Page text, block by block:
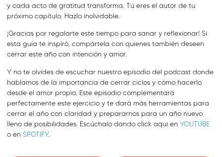
y cada acto de gratitud transforma. Tú eres el autor de tu
próximo capítulo. Hazlo inolvidable.
¡Gracias por regalarte este tiempo para sanar y reflexionar! Si
esta guía te inspiró, compártela con quienes también deseen
cerrar este año con intención y amor.
Y no te olvides de escuchar nuestro episodio del podcast donde
hablamos de la importancia de cerrar ciclos y cómo hacerlo
desde el amor propio. Este episodio complementará
perfectamente este ejercicio y te dará más herramientas para
cerrar el año con claridad y prepararnos para un año nuevo
lleno de posibilidades. Escúchalo dando click aqui en YOUTUBE
o en SPOTIFY.